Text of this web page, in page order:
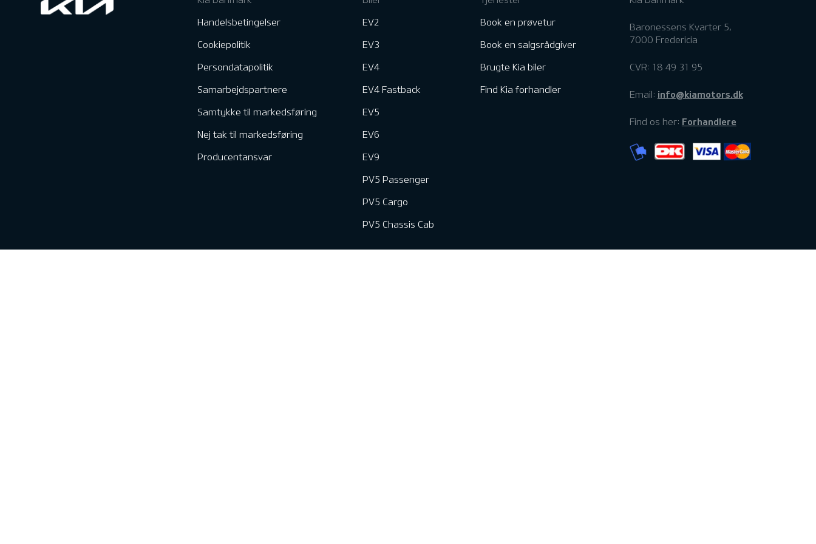
Handelsbetingelser
Cookiepolitik
Persondatapolitik
Samarbejdspartnere
Samtykke til markedsføring
Nej tak til markedsføring
Producentansvar
EV2
EV3
EV4
EV4 Fastback
EV5
EV6
EV9
PV5 Passenger
PV5 Cargo
PV5 Chassis Cab
Book en prøvetur
Book en salgsrådgiver
Brugte Kia biler
Find Kia forhandler
Baronessens Kvarter 5,
7000 Fredericia
CVR: 18 49 31 95
Email: info@kiamotors.dk
Find os her: Forhandlere